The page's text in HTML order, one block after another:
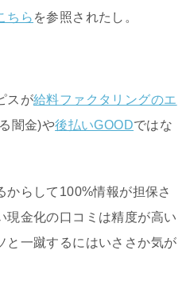
ちら を参照されたし。
スが給料ファクタリングのエ
闇金)や後払いGOODではな
からして100%情報が担保さ
現金化の口コミは精度が高い
と一蹴するにはいささか気が